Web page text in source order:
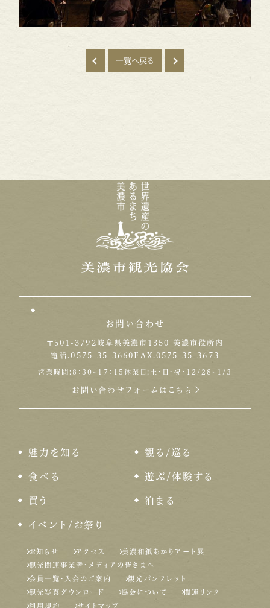
一覧へ戻る
お問い合わせ
〒501-3792 岐阜県美濃市1350 美濃市役所内
電話.0575-35-3660 FAX.0575-35-3673
営業時間:8：30~17：15 休業日:土・日・祝・12/28~1/3
お問い合わせフォームはこちら
魅力を知る 観る/巡る
食べる 遊ぶ/体験する
買う 泊まる
イベント/お祭り
お知らせ アクセス 美濃和紙あかりアート展
観光関連事業者・メディアの皆さまへ
会員一覧・入会のご案内 観光パンフレット
観光写真ダウンロード 協会について 関連リンク
利用規約 サイトマップ